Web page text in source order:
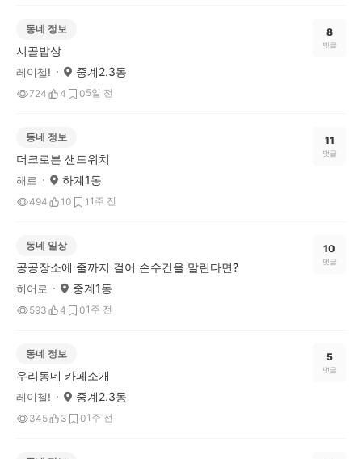
동네 정보
시골밥상
레이첼! 중계2.3동
724 4 05일 전
8
댓글
동네 정보
더크로븐 샌드위치
해로 하계1동
494 10 1 1주 전
11
댓글
동네 일상
공공장소에 줄까지 걸어 손수건을 말린다면?
히어로 중계1동
593 4 01주 전
10
댓글
동네 정보
우리동네 카페소개
레이첼! 중계2.3동
345 3 01주 전
5
댓글